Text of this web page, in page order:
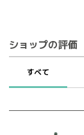
ショップの評価
すべて